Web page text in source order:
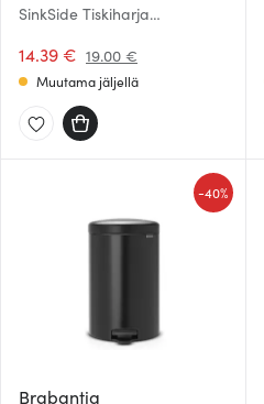
SinkSide Tiskiharja
14.39 € 19.00 €
Muutama jäljellä
Brabantia
-40%